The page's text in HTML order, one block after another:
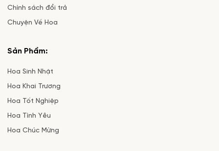
Chính sách đổi trả
Chuyện Về Hoa
Sản Phẩm:
Hoa Sinh Nhật
Hoa Khai Trương
Hoa Tốt Nghiệp
Hoa Tình Yêu
Hoa Chúc Mừng